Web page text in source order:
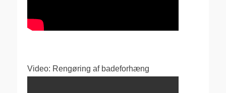
Video: Rengøring af badeforhæng